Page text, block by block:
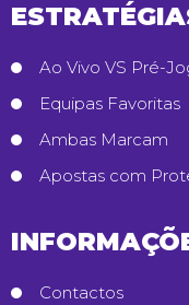
Ao Vivo VS Pré-
Equipas Favoritas
Ambas Marcam
Apostas com
Contactos